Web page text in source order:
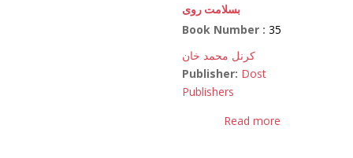
بسلامت روی
Book Number :35
کرنل محمد خان
Publisher: Dost
Publishers
Read more